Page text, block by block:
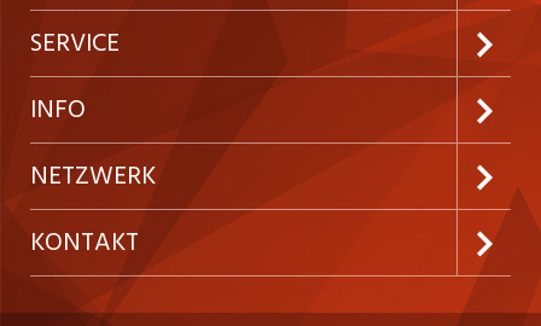
Jobabo abonnieren
Neue Stellen
Festanstellungen
Temporäre Jobs
Freelance Jobs
SERVICE
Kundenlogin
Inserieren
Firmen
Personalvermittler
INFO
Preise & Leistungen
AGB
Datenschutzerklärung
NETZWERK
westjob.at
nicejob.de
KONTAKT
CH Media Classifieds AG